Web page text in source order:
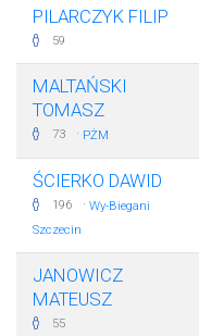
PILARCZYK FILIP
59
MALTAŃSKI
TOMASZ
73 · PŻM
ŚCIERKO DAWID
196 · Wy-Biegani
Szczecin
JANOWICZ
MATEUSZ
55